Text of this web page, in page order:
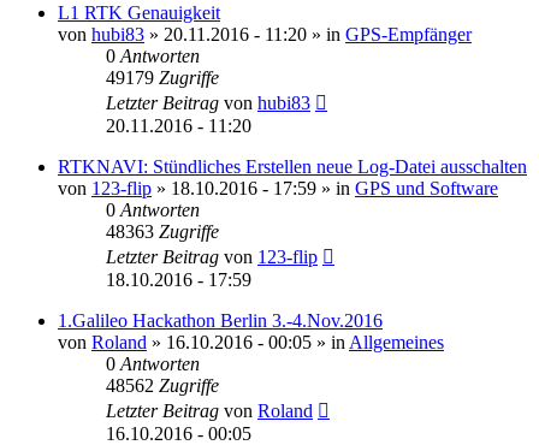
L1 RTK Genauigkeit
von hubi83 » 20.11.2016 - 11:20 » in GPS-Empfänger
0 Antworten
49179 Zugriffe
Letzter Beitrag von hubi83
20.11.2016 - 11:20
RTKNAVI: Stündliches Erstellen neue Log-Datei ausschalten
von 123-flip » 18.10.2016 - 17:59 » in GPS und Software
0 Antworten
48363 Zugriffe
Letzter Beitrag von 123-flip
18.10.2016 - 17:59
1.Galileo Hackathon Berlin 3.-4.Nov.2016
von Roland » 16.10.2016 - 00:05 » in Allgemeines
0 Antworten
48562 Zugriffe
Letzter Beitrag von Roland
16.10.2016 - 00:05